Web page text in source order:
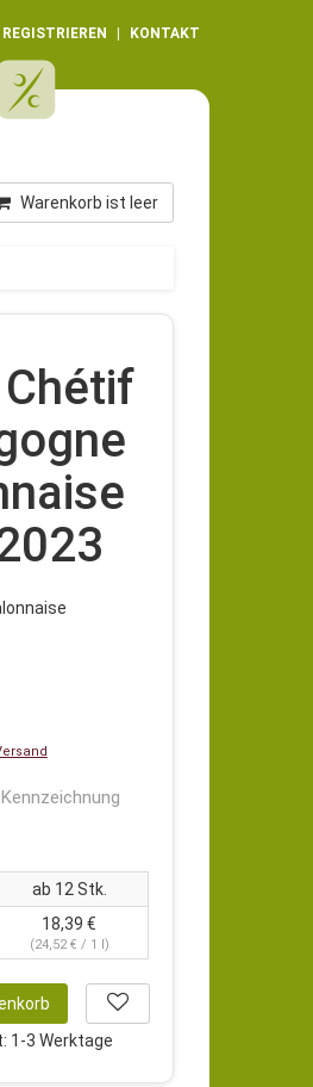
REGISTRIEREN KONTAKT
Warenkorb ist leer
ab 12 Stk.
18,39 €
(24,52 € / 1 l)
1-3 Werktage